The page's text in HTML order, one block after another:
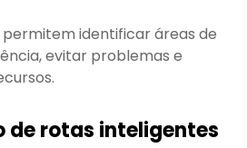
identificar áreas de
evitar problemas e
de rotas inteligentes